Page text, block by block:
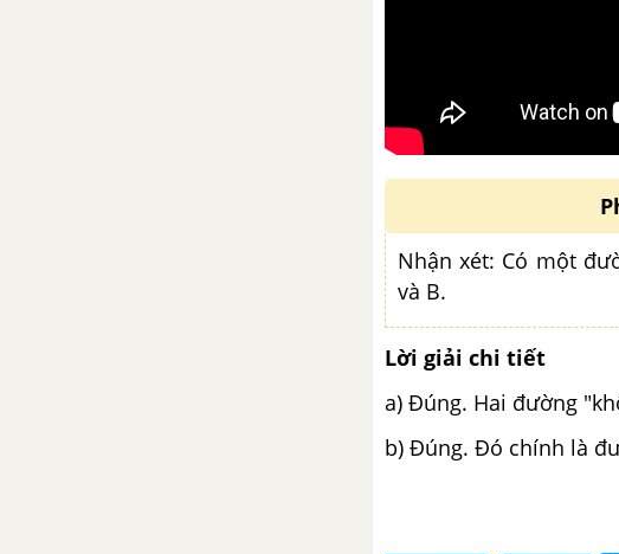
Nhận xét: Có một
và B.
Lời giải chi tiết
a) Đúng. Hai đường
b) Đúng. Đó chính là